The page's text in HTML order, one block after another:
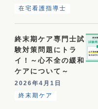
在宅看護指導士
終末期ケア専門士試
験対策問題にトラ
イ！～心不全の緩和
ケアについて～
2026年4月1日
終末期ケア